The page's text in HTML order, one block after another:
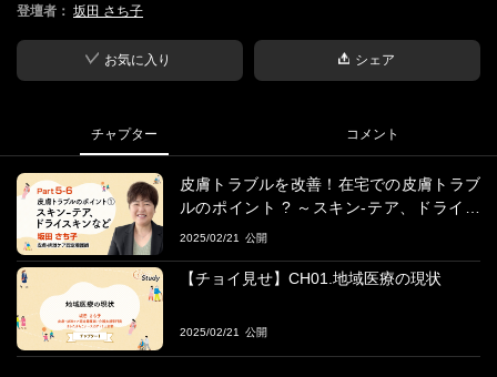
■概要
スキン-テア、ドライスキンなどの代表的な皮膚疾患について解説
し、それぞれの疾患におけるケアやスキンケアのポイントを解説
■学習目標
皮膚と皮膚疾患の基礎知識、症状、治療、スキンケアなどを学ぶ
■登壇者
坂田 さち子氏
皮膚・排泄ケア認定看護師／介護支援専門員 さかたさちこナース
のアトリエ主宰 日本褥瘡学会 在宅ケア推進協会 評議員 日本褥瘡
学会 関東甲信越地方会 神奈川県支部世話人
登壇者： 坂田 さち子
お気に入り シェア
チャプター コメント
皮膚トラブルを改善！在宅での皮膚トラブ
ルのポイント ? ～スキン-テア、ドライス
キンなどの代表的な皮膚疾患編～
2025/02/21
【チョイ見せ】CH01.地域医療の現状
2025/02/21